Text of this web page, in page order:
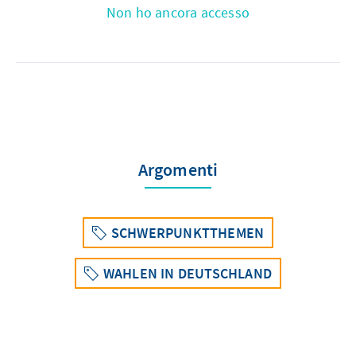
Non ho ancora accesso
Argomenti
SCHWERPUNKTTHEMEN
WAHLEN IN DEUTSCHLAND